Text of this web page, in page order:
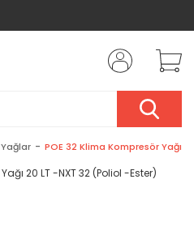
Yağlar POE 32 Klima Kompresör Yağı